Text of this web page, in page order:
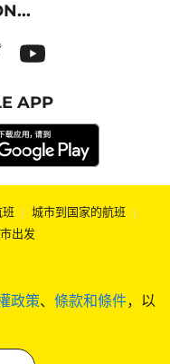
政策、 條款和條件，以
APP
班 | 城市到国家的航班 |
出发